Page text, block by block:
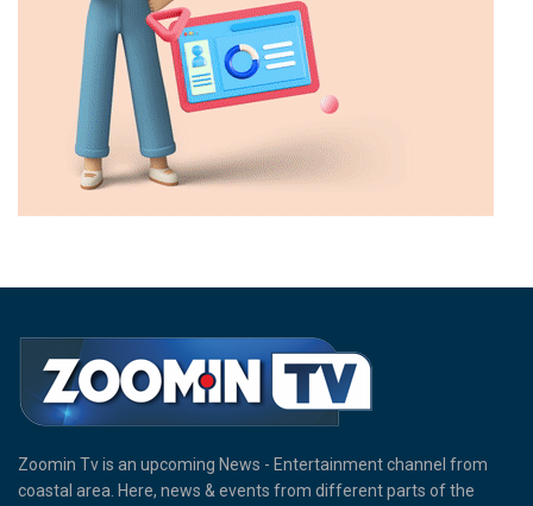
Zoomin Tv is an upcoming News - Entertainment channel from
coastal area. Here, news & events from different parts of the